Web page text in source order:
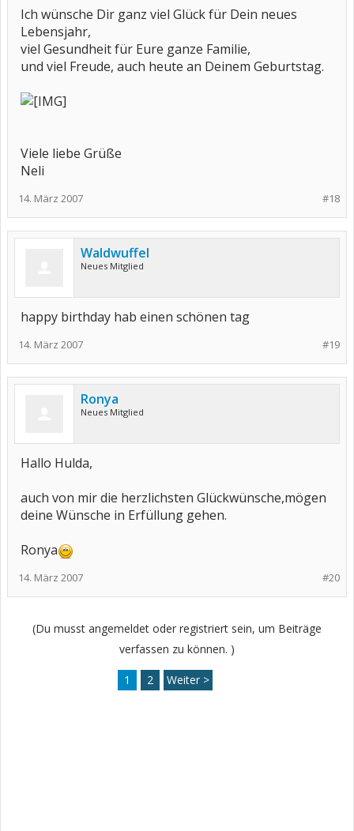
Ich wünsche Dir ganz viel Glück für Dein neues
Lebensjahr,
viel Gesundheit für Eure ganze Familie,
und viel Freude, auch heute an Deinem Geburtstag.
Viele liebe Grüße
Neli
#18
14. März 2007
Waldwuffel
Neues Mitglied
happy birthday hab einen schönen tag
#19
14. März 2007
Ronya
Neues Mitglied
Hallo Hulda,
auch von mir die herzlichsten Glückwünsche,mögen
deine Wünsche in Erfüllung gehen.
Ronya
#20
14. März 2007
(Du musst angemeldet oder registriert sein, um Beiträge
verfassen zu können. )
1 2 Weiter >